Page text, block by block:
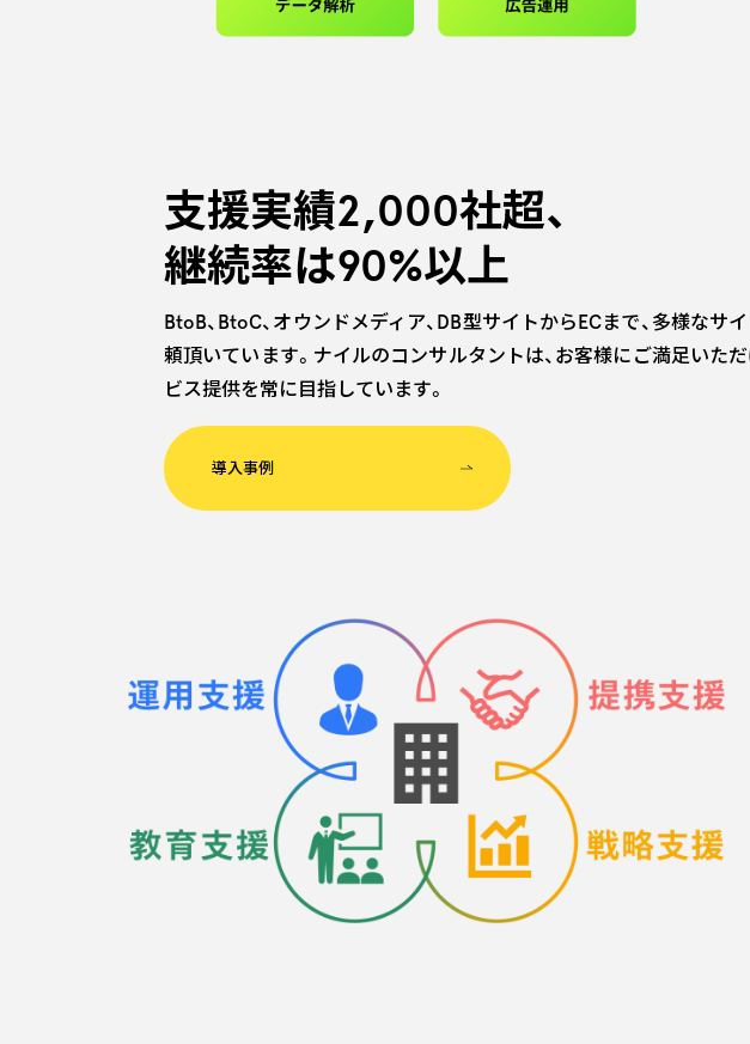
支援実績2,000社超、
継続率は90%以上
BtoB、BtoC、オウンドメディア、DB型サイトからECまで、多様なサ
頼頂いています。ナイルのコンサルタントは、お客様にご満足いた
ビス提供を常に目指しています。
導入事例